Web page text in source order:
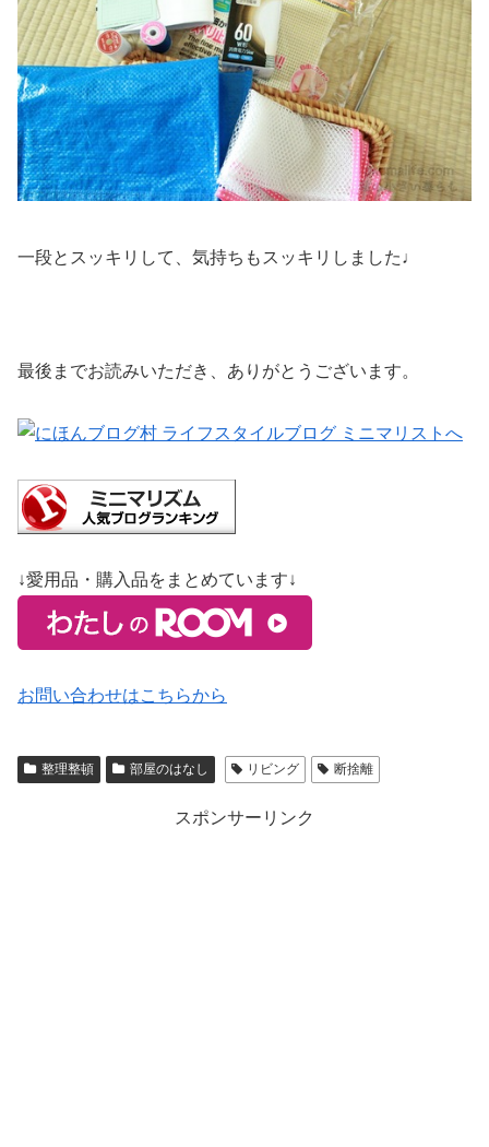
一段とスッキリして、気持ちもスッキリしました♩
最後までお読みいただき、ありがとうございます。
↓愛用品・購入品をまとめています↓
お問い合わせはこちらから
整理整頓 部屋のはなし リビング 断捨離
スポンサーリンク